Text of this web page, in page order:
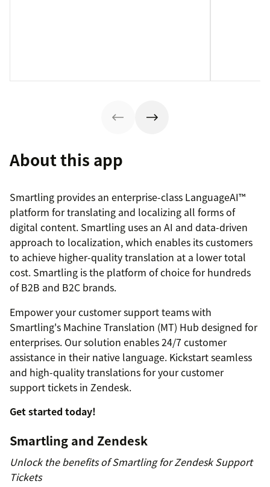
About this app
Smartling provides an enterprise-class LanguageAI™
platform for translating and localizing all forms of
digital content. Smartling uses an AI and data-driven
approach to localization, which enables its customers
to achieve higher-quality translation at a lower total
cost. Smartling is the platform of choice for hundreds
of B2B and B2C brands.
Empower your customer support teams with
Smartling's Machine Translation (MT) Hub designed for
enterprises. Our solution enables 24/7 customer
assistance in their native language. Kickstart seamless
and high-quality translations for your customer
support tickets in Zendesk.
Get started today!
Smartling and Zendesk
Unlock the benefits of Smartling for Zendesk Support
Tickets